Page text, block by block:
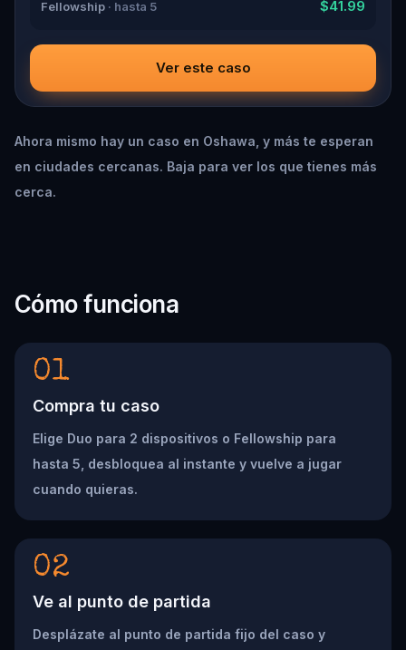
Fellowship · hasta 5 $41.99
Ver este caso
Ahora mismo hay un caso en Oshawa, y más te esperan
en ciudades cercanas. Baja para ver los que tienes más
cerca.
Cómo funciona
01
Compra tu caso
Elige Duo para 2 dispositivos o Fellowship para
hasta 5, desbloquea al instante y vuelve a jugar
cuando quieras.
02
Ve al punto de partida
Desplázate al punto de partida fijo del caso y